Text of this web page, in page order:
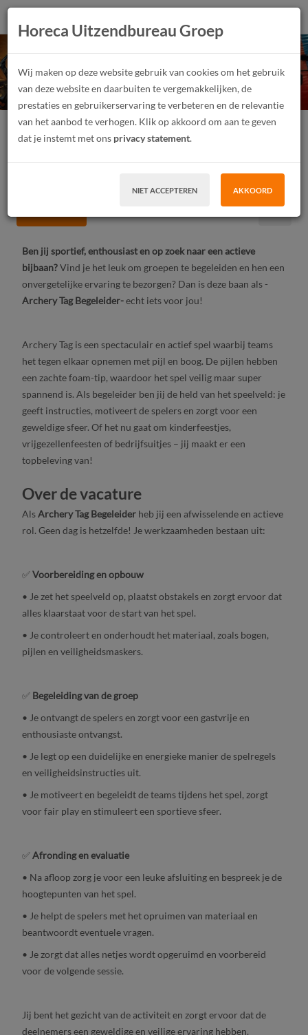
Archery Tag Begeleider
(Bijbaan, Weekenden)
Evenementenmedewerker
Junior, Medior, Senior
Ben jij sportief, enthousiast en op zoek naar een actieve
bijbaan?Vind je het leuk om groepen te begeleiden en hen een
onvergetelijke ervaring te bezorgen? Dan is deze baan als -
Archery Tag Begeleider-echt iets voor jou!
Archery Tag is een spectaculair en actief spel waarbij teams
het tegen elkaar opnemen met pijl en boog. De pijlen hebben
een zachte foam-tip, waardoor het spel veilig maar super
spannend is. Als begeleider ben jij de held van het speelveld: je
geeft instructies, motiveert de spelers en zorgt voor een
geweldige sfeer. Of het nu gaat om kinderfeestjes,
vrijgezellenfeesten of bedrijfsuitjes – jij maakt er een
topbeleving van!
Over de vacature
AlsArchery Tag Begeleider heb jij een afwisselende en actieve
rol. Geen dag is hetzelfde! Je werkzaamheden bestaan uit:
✅Voorbereiding en opbouw
• Je zet het speelveld op, plaatst obstakels en zorgt ervoor dat
alles klaarstaat voor de start van het spel.
• Je controleert en onderhoudt het materiaal, zoals bogen,
pijlen en veiligheidsmaskers.
✅ Begeleiding van de groep
• Je ontvangt de spelers en zorgt voor een gastvrije en
enthousiaste ontvangst.
• Je legt op een duidelijke en energieke manier de spelregels
en veiligheidsinstructies uit.
• Je motiveert en begeleidt de teams tijdens het spel, zorgt
voor fair play en stimuleert een sportieve sfeer.
✅Afronding en evaluatie
• Na afloop zorg je voor een leuke afsluiting en bespreek je de
hoogtepunten van het spel.
• Je helpt de spelers met het opruimen van materiaal en
beantwoordt eventuele vragen.
• Je zorgt dat alles netjes wordt opgeruimd en voorbereid
voor de volgende sessie.
Jij bent het gezicht van de activiteit en zorgt ervoor dat de
deelnemers een geweldige en veilige ervaring hebben.
Horeca Uitzendbureau Groep
Wij maken op deze website gebruik van cookies om het gebruik
van deze website en daarbuiten te vergemakkelijken, de
prestaties en gebruikerservaring te verbeteren en de relevantie
van het aanbod te verhogen. Klik op akkoord om aan te geven
dat je instemt met ons privacy statement.
NIET ACCEPTEREN AKKOORD